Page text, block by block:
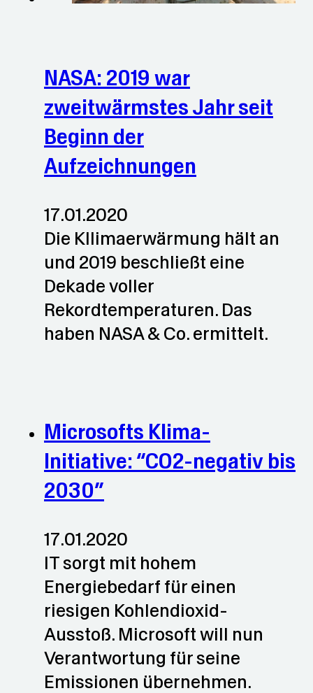
NASA: 2019 war
zweitwärmstes Jahr seit
Beginn der
Aufzeichnungen
17.01.2020
Die Kllimaerwärmung hält an
und 2019 beschließt eine
Dekade voller
Rekordtemperaturen. Das
haben NASA & Co. ermittelt.
Microsofts Klima-
Initiative: “CO2-negativ bis
2030”
17.01.2020
IT sorgt mit hohem
Energiebedarf für einen
riesigen Kohlendioxid-
Ausstoß. Microsoft will nun
Verantwortung für seine
Emissionen übernehmen.